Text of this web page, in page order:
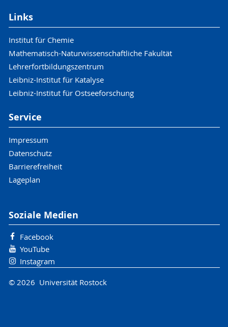
Links
Institut für Chemie
Mathematisch-Naturwissenschaftliche Fakultät
Lehrerfortbildungszentrum
Leibniz-Institut für Katalyse
Leibniz-Institut für Ostseeforschung
Service
Impressum
Datenschutz
Barrierefreiheit
Lageplan
Soziale Medien
Facebook
YouTube
Instagram
© 2026 Universität Rostock